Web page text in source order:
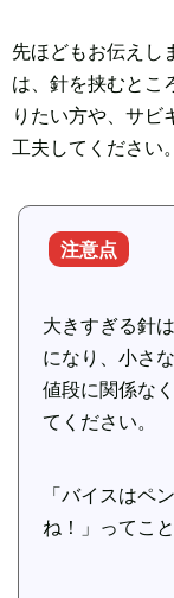
先ほどもお伝えし
は、針を挟むとこ
りたい方や、サビ
工夫してください。
注意点
大きすぎる針
になり、小さ
値段に関係な
てください。
「バイスはペ
ね！」ってこと